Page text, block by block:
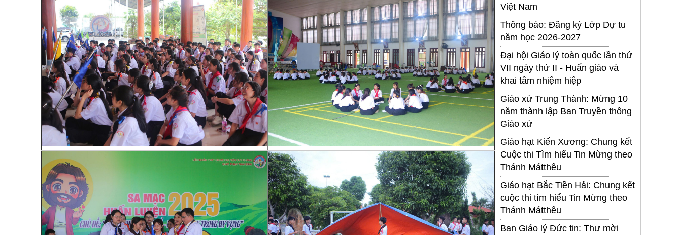
Việt Nam
Thông báo: Đăng ký Lớp Dự tu
năm học 2026-2027
Đại hội Giáo lý toàn quốc lần thứ
VII ngày thứ II - Huấn giáo và
khai tâm nhiệm hiệp
Giáo xứ Trung Thành: Mừng 10
năm thành lập Ban Truyền thông
Giáo xứ
Giáo hạt Kiến Xương: Chung kết
Cuộc thi Tìm hiểu Tin Mừng theo
Thánh Mátthêu
Giáo hạt Bắc Tiền Hải: Chung kết
cuộc thi tìm hiểu Tin Mừng theo
Thánh Mátthêu
Ban Giáo lý Đức tin: Thư mời